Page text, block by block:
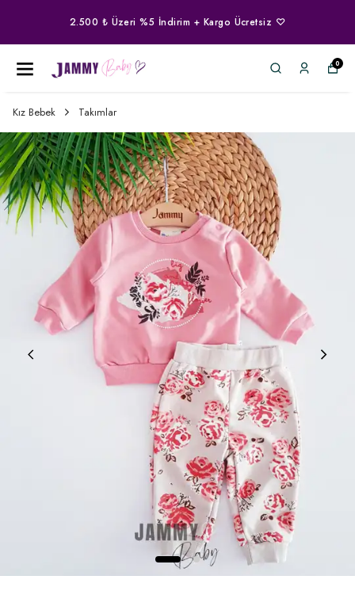
2.500 ₺ Üzeri %5 İndirim + Kargo Ücretsiz ♡
0
Kız Bebek Takımlar